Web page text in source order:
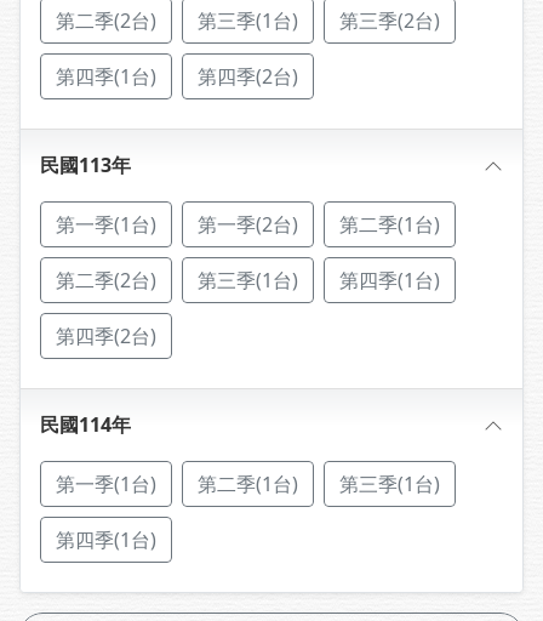
第二季(2台) 第三季(1台) 第三季(2台)
第四季(1台) 第四季(2台)
民國113年
第一季(1台) 第一季(2台) 第二季(1台)
第二季(2台) 第三季(1台) 第四季(1台)
第四季(2台)
民國114年
第一季(1台) 第二季(1台) 第三季(1台)
第四季(1台)